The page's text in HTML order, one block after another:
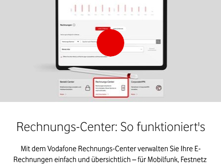
Rechnungs-Center: So funktioniert's
Mit dem Vodafone Rechnungs-Center verwalten Sie Ihre E-
Rechnungen einfach und übersichtlich – für Mobilfunk, Festnetz